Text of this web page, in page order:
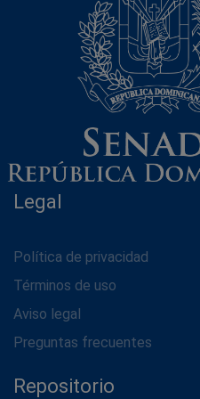
Legal
Política de privacidad
Términos de uso
Aviso legal
Preguntas frecuentes
Repositorio